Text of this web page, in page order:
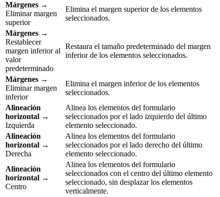
Márgenes →
Eliminar margen
superior
Elimina el margen superior de los elementos
seleccionados.
Márgenes →
Restablecer
margen inferior al
valor
predeterminado
Restaura el tamaño predeterminado del margen
inferior de los elementos seleccionados.
Márgenes →
Eliminar margen
inferior
Elimina el margen inferior de los elementos
seleccionados.
Alineación
horizontal →
Izquierda
Alinea los elementos del formulario
seleccionados por el lado izquierdo del último
elemento seleccionado.
Alineación
horizontal →
Derecha
Alinea los elementos del formulario
seleccionados por el lado derecho del último
elemento seleccionado.
Alineación
horizontal →
Centro
Alinea los elementos del formulario
seleccionados con el centro del último elemento
seleccionado, sin desplazar los elementos
verticalmente.